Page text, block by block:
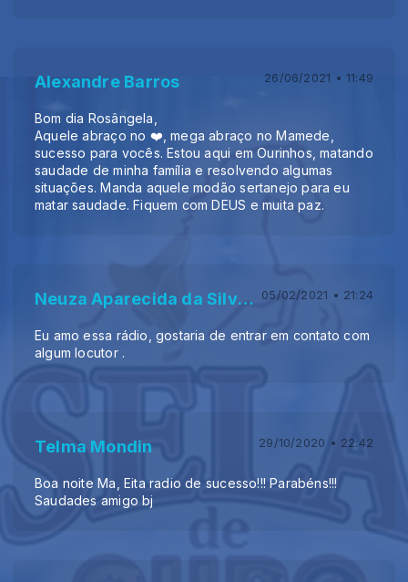
Alexandre Barros 26/06/2021 • 11:49
Bom dia Rosângela,
Aquele abraço no ❤️, mega abraço no Mamede,
sucesso para vocês. Estou aqui em Ourinhos, matando
saudade de minha família e resolvendo algumas
situações. Manda aquele modão sertanejo para eu
matar saudade. Fiquem com DEUS e muita paz.
Neuza Aparecida da Silva Rodrigues 05/02/2021 • 21:24
Eu amo essa rádio, gostaria de entrar em contato com
algum locutor .
Telma Mondin 29/10/2020 • 22:42
Boa noite Ma, Eita radio de sucesso!!! Parabéns!!!
Saudades amigo bj